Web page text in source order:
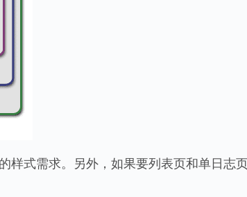
式需求。另外，如果要列表页和单日志